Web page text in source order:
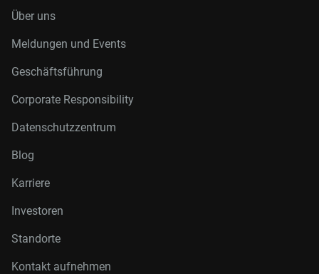
Über uns
Meldungen und Events
Geschäftsführung
Corporate Responsibility
Datenschutzzentrum
Blog
Karriere
Investoren
Standorte
Kontakt aufnehmen